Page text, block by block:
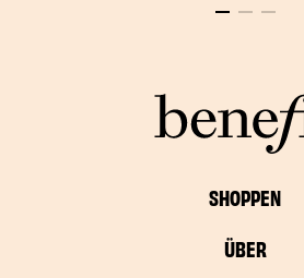
SHOPPEN
ÜBER